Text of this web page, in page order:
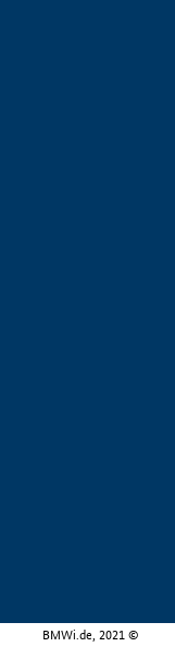
BMWi.de, 2021 ©